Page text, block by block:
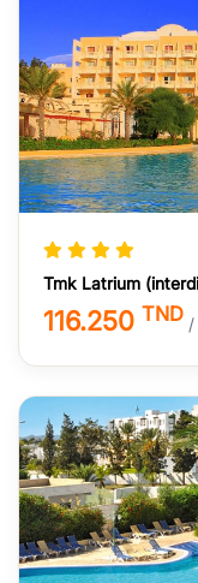
Tmk Latrium
116.250 TND /